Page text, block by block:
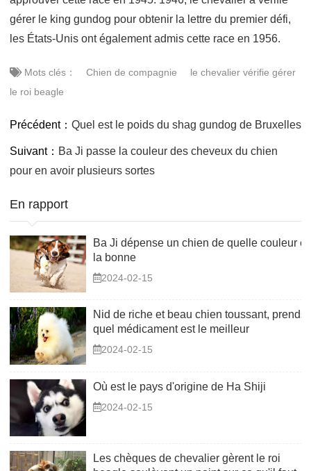
gérer le king gundog pour obtenir la lettre du premier défi,
les États-Unis ont également admis cette race en 1956.
Mots clés： Chien de compagnie
le chevalier vérifie gérer
le roi beagle
Précédent： Quel est le poids du shag gundog de Bruxelles
Suivant： Ba Ji passe la couleur des cheveux du chien
pour en avoir plusieurs sortes
En rapport
Ba Ji dépense un chien de quelle couleur
la bonne
2024-02-15
Nid de riche et beau chien toussant, prends
quel médicament est le meilleur
2024-02-15
Où est le pays d'origine de Ha Shiji
2024-02-15
Les chèques de chevalier gèrent le roi